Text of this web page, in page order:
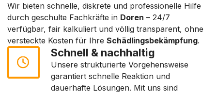
Wir bieten schnelle, diskrete und professionelle Hilfe
durch geschulte Fachkräfte in Doren – 24/7
verfügbar, fair kalkuliert und völlig transparent, ohne
versteckte Kosten für Ihre Schädlingsbekämpfung.
Schnell & nachhaltig
Unsere strukturierte Vorgehensweise
garantiert schnelle Reaktion und
dauerhafte Lösungen. Mit uns sind